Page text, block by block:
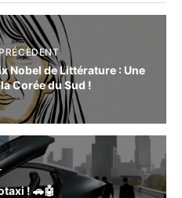
Nobel de Littérature : Une
Corée du Sud !
! 🚗🤖